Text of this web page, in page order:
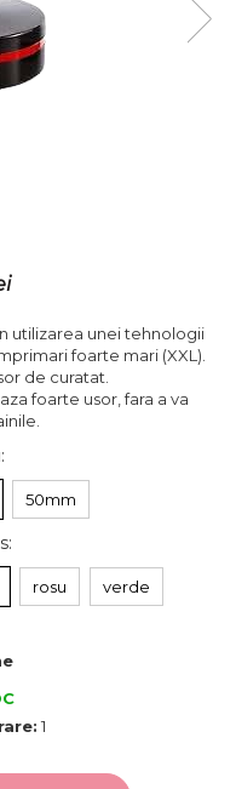
utilizarea unei tehnologii
foarte mari (XXL).
de curatat.
foarte usor, fara a va
:
50mm
:
rosu verde
1